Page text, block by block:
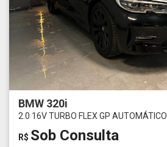
BMW 320i
2.0 16V TURBO FLEX GP AUTOMÁTICO
R$ Sob Consulta